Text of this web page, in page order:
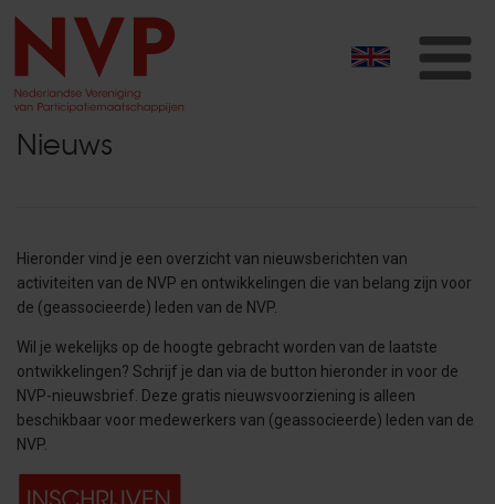
Nieuws
Hieronder vind je een overzicht van nieuwsberichten van
activiteiten van de NVP en ontwikkelingen die van belang zijn voor
de (geassocieerde) leden van de NVP.
Wil je wekelijks op de hoogte gebracht worden van de laatste
ontwikkelingen? Schrijf je dan via de button hieronder in voor de
NVP-nieuwsbrief. Deze gratis nieuwsvoorziening is alleen
beschikbaar voor medewerkers van (geassocieerde) leden van de
NVP.